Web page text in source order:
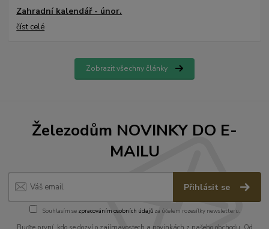
Zahradní kalendář - únor.
číst celé
Zobrazit všechny články
Železodům NOVINKY DO E-
MAILU
Přihlásit se
Souhlasím se zpracováním osobních údajůza účelem rozesílky newsletteru.